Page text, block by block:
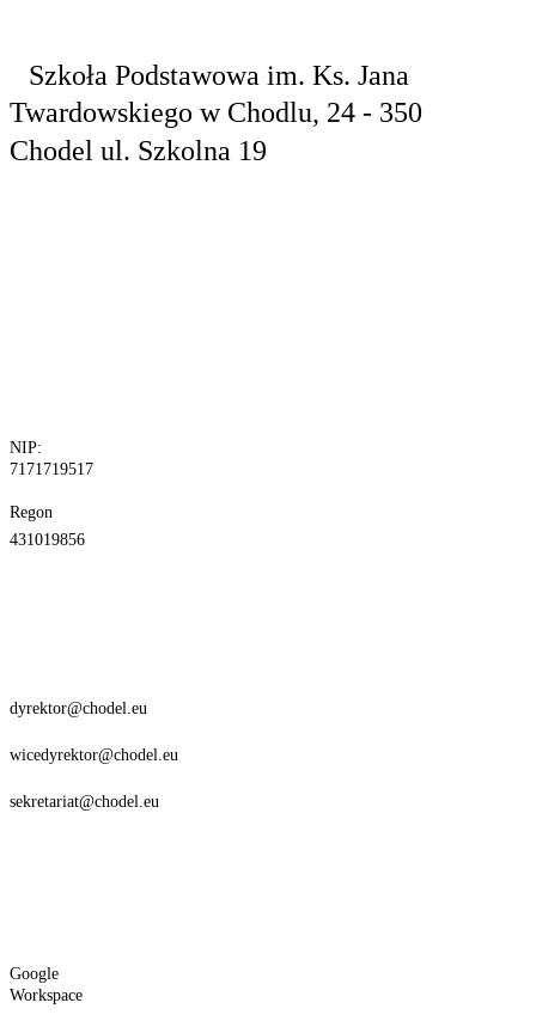
Szkoła Podstawowa im. Ks. Jana
Twardowskiego w Chodlu, 24 - 350
Chodel ul. Szkolna 19
NIP:
7171719517
Regon
431019856
dyrektor@chodel.eu
wicedyrektor@chodel.eu
sekretariat@chodel.eu
Google
Workspace